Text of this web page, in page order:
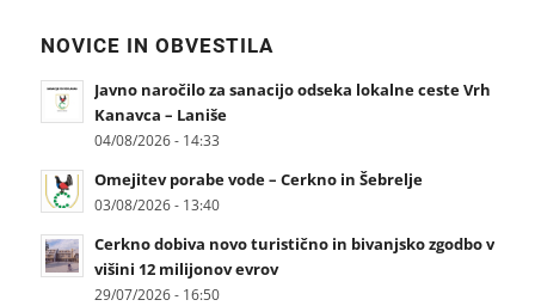
NOVICE IN OBVESTILA
Javno naročilo za sanacijo odseka lokalne ceste Vrh
Kanavca – Laniše
04/08/2026 - 14:33
Omejitev porabe vode – Cerkno in Šebrelje
03/08/2026 - 13:40
Cerkno dobiva novo turistično in bivanjsko zgodbo v
višini 12 milijonov evrov
29/07/2026 - 16:50